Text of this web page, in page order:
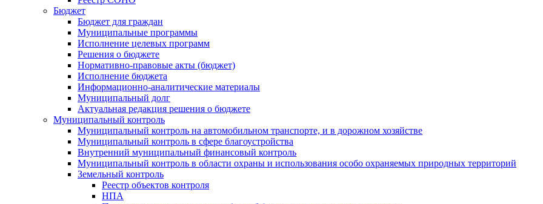
Бюджет
Бюджет для граждан
Муниципальные программы
Исполнение целевых программ
Решения о бюджете
Нормативно-правовые акты (бюджет)
Исполнение бюджета
Информационно-аналитические материалы
Муниципальный долг
Актуальная редакция решения о бюджете
Муниципальный контроль
Муниципальный контроль на автомобильном транспорте, и в дорожном хозяйстве
Муниципальный контроль в сфере благоустройства
Внутренний муниципальный финансовый контроль
Муниципальный контроль в области охраны и использования особо охраняемых природных территорий
Земельный контроль
Реестр объектов контроля
НПА